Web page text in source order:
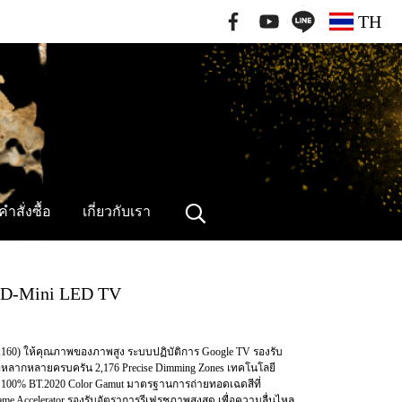
TH
ำสั่งซื้อ เกี่ยวกับเรา
Mini LED TV
ให้คุณภาพของภาพสูง ระบบปฏิบัติการ Google TV รองรับ
หลายครบครัน 2,176 Precise Dimming Zones เทคโนโลยี
BT.2020 Color Gamut มาตรฐานการถ่ายทอดเฉดสีที่